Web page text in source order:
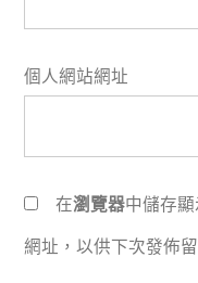
個人網站網址
在瀏覽器中儲存
網址，以供下次發佈